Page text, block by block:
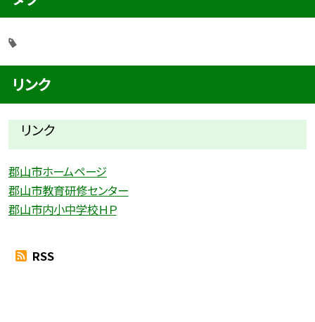
リンク
リンク
郡山市ホームページ
郡山市教育研修センター
郡山市内小中学校ＨＰ
RSS